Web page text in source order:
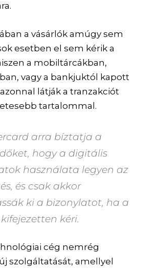
a vásárlók amúgy sem
esetben el sem kérik a
a mobiltárcákban,
vagy a bankjuktól kapott
látják a tranzakciót
tartalommal.
arra bíztatja a
hogy a digitális
használata legyen az
és csak akkor
ki a bizonylatot, ha a
kéri.
cég nemrég
szolgáltatását, amellyel